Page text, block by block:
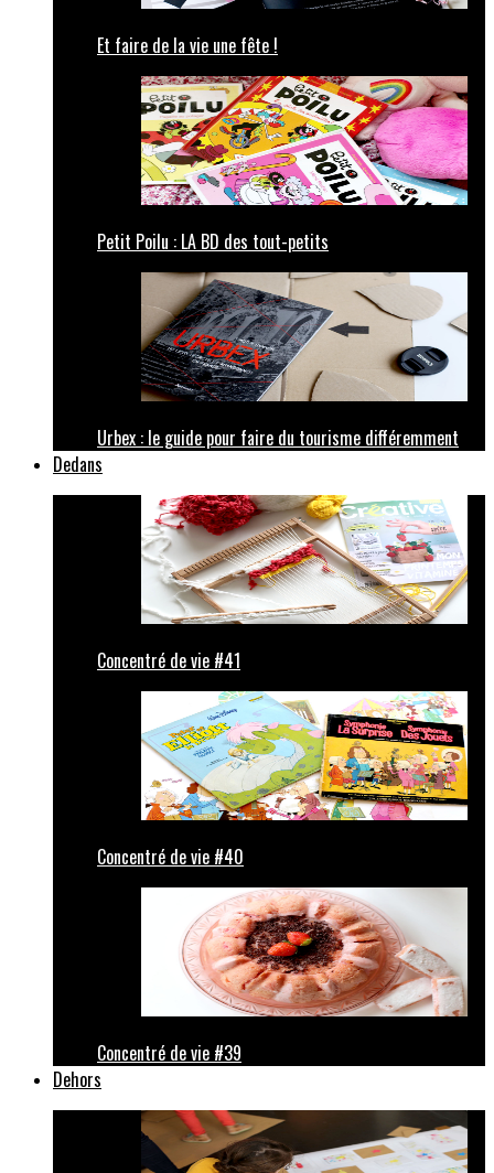
Et faire de la vie une fête !
Petit Poilu : LA BD des tout-petits
Urbex : le guide pour faire du tourisme différemment
Dedans
Concentré de vie #41
Concentré de vie #40
Concentré de vie #39
Dehors